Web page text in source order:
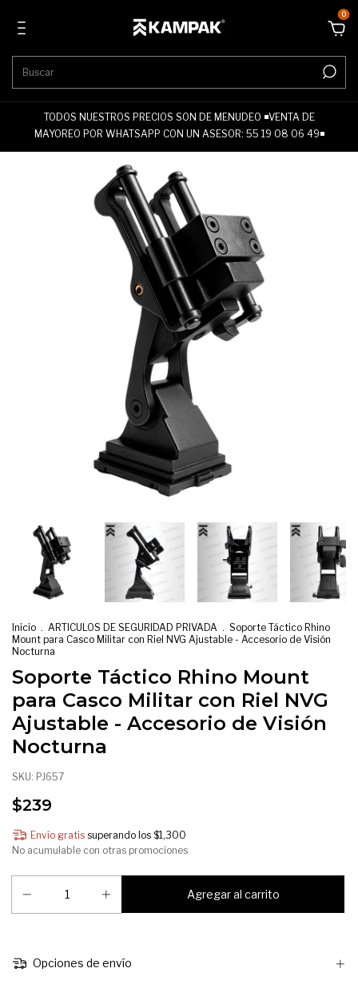
0
TODOS NUESTROS PRECIOS SON DE MENUDEO ◾VENTA DE
MAYOREO POR WHATSAPP CON UN ASESOR: 55 19 08 06 49◾
Inicio . ARTICULOS DE SEGURIDAD PRIVADA . Soporte Táctico Rhino
Mount para Casco Militar con Riel NVG Ajustable - Accesorio de Visión
Nocturna
Soporte Táctico Rhino Mount
para Casco Militar con Riel NVG
Ajustable - Accesorio de Visión
Nocturna
SKU: PJ657
$239
Envío gratis superando los $1,300
No acumulable con otras promociones
Opciones de envío